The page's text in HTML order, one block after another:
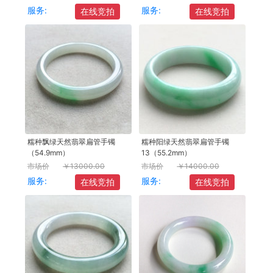
服务: 在线竞拍 服务: 在线竞拍
糯种飘绿天然翡翠扁管手镯
（54.9mm）
市场价
￥13000.00
服务: 在线竞拍
糯种阳绿天然翡翠扁管手镯
13（55.2mm）
市场价
￥14000.00
服务: 在线竞拍